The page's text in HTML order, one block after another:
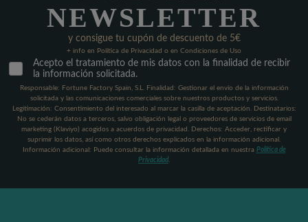
NEWSLETTER
y consigue tu cupón de descuento de 5€
+ info en Política de Privacidad o en Condiciones de Uso
Acepto el tratamiento de mis datos con la finalidad de recibir
la información solicitada.
Responsable: Fortune Factory Spain, S.L. Finalidad: Gestionar el envío de la información
solicitada y las comunicaciones comerciales sobre nuestros productos y servicios.
Legitimación: Consentimiento del interesado al marcar la casilla de aceptación. Destinatarios:
No se cederán datos a terceros, salvo obligación legal o proveedores de servicios de email
marketing (Klaviyo) acogidos a acuerdos de privacidad. Derechos: Acceder, rectificar y
suprimir los datos, así como otros derechos explicados en la información adicional.
Información adicional: Puede consultar la información detallada en nuestra Política de
Privacidad